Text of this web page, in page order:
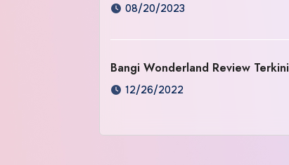
08/20/2023
Bangi Wonderland Review Terkini
12/26/2022